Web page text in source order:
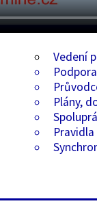
Vedení
Plány,